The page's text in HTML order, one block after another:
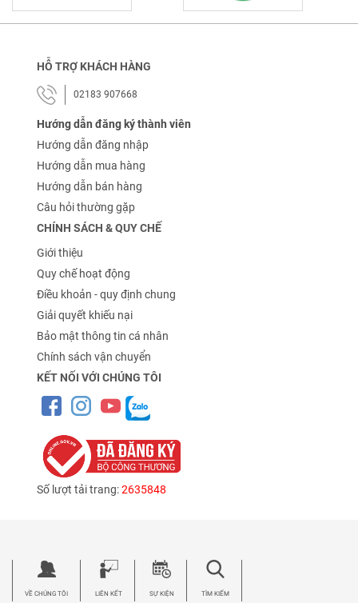
HỖ TRỢ KHÁCH HÀNG
02183 907668
Hướng dẫn đăng ký thành viên
Hướng dẫn đăng nhập
Hướng dẫn mua hàng
Hướng dẫn bán hàng
Câu hỏi thường gặp
CHÍNH SÁCH & QUY CHẾ
Giới thiệu
Quy chế hoạt động
Điều khoản - quy định chung
Giải quyết khiếu nại
Bảo mật thông tin cá nhân
Chính sách vận chuyển
KẾT NỐI VỚI CHÚNG TÔI
Số lượt tải trang:2635848
VỀ CHÚNG TÔI LIÊN KẾT SỰ KIỆN TÌM KIẾM